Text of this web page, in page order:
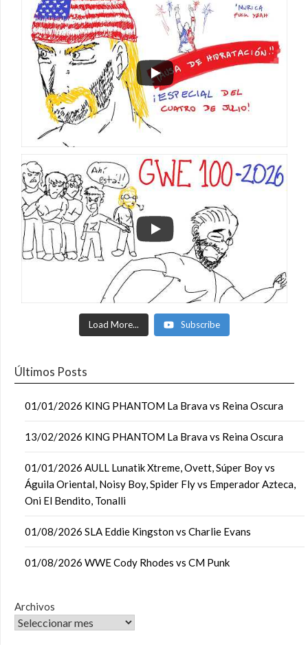
Load More... Subscribe
Últimos Posts
01/01/2026 KING PHANTOM La Brava vs Reina Oscura
13/02/2026 KING PHANTOM La Brava vs Reina Oscura
01/01/2026 AULL Lunatik Xtreme, Ovett, Súper Boy vs
Águila Oriental, Noisy Boy, Spider Fly vs Emperador Azteca,
Oni El Bendito, Tonalli
01/08/2026 SLA Eddie Kingston vs Charlie Evans
01/08/2026 WWE Cody Rhodes vs CM Punk
Archivos